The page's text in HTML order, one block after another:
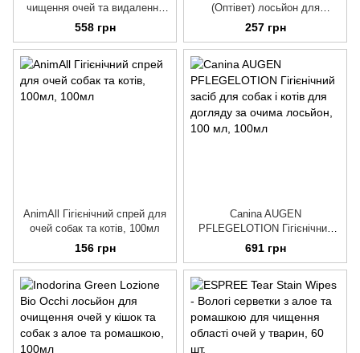
чищення очей та видалення
слізних плям у собак та котів,
50мл
558 грн
(Оптівет) лосьйон для
догляду за очима котів та
собак, 50мл
257 грн
AnimAll Гігієнічний спрей для
очей собак та котів, 100мл
156 грн
Canina AUGEN
PFLEGELOTION Гігієнічний
засіб для собак і котів для
догляду за очима лосьйон,
100 мл
691 грн